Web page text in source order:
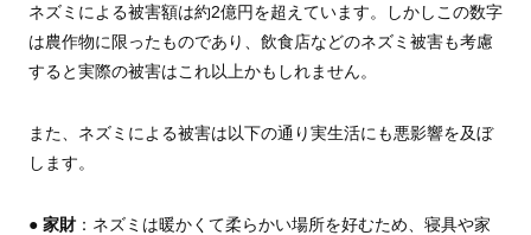
ネズミによる被害額は約2億円を超えています。しかしこの数字
は農作物に限ったものであり、飲食店などのネズミ被害も考慮
すると実際の被害はこれ以上かもしれません。
また、ネズミによる被害は以下の通り実生活にも悪影響を及ぼ
します。
● 家財：ネズミは暖かくて柔らかい場所を好むため、寝具や家